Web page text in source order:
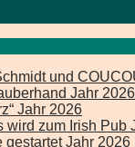
und
Jahr 2026
Jahr 2026
wird zum Irish Pub
gestartetJahr 2026